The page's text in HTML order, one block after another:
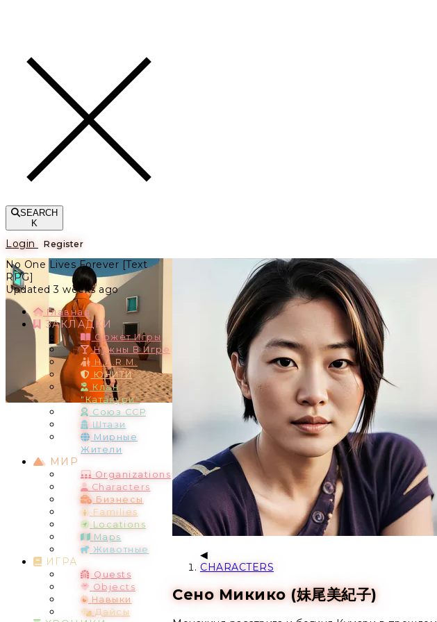
SEARCH
K
Login Register
No One Lives Forever [Text
RPG]
Updated 3 weeks ago
Главная
ЗАКЛАДКИ
Сюжет Игры
Нужны В Игре
H.A.R.M.
ЮНИТИ
Клан
"Катакури"
Союз ССР
Штази
Мирные
Жители
МИР
Organizations
Characters
Бизнесы
Families
Locations
Maps
Животные
ИГРА
Quests
Objects
Навыки
Дайсы
CHARACTERS
Сено Микико (妹尾美紀子)